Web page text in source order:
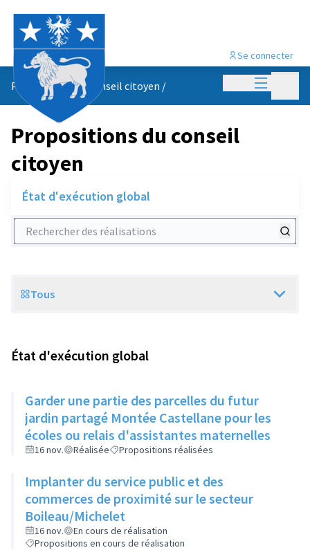
Menu
Se connecter
Propositions du conseil citoyen /
Propositions du conseil
citoyen
État d'exécution global
Rechercher des réalisations
Scope
Tous
État d'exécution global
Garder une partie des parcelles du futur
jardin partagé Montée Castellane pour les
écoles ou relais d'assistantes maternelles
16 nov. Réalisée Propositions réalisées
Implanter du service public et des
commerces de proximité sur le secteur
Boileau/Michelet
16 nov.
En cours de réalisation
Propositions en cours de réalisation